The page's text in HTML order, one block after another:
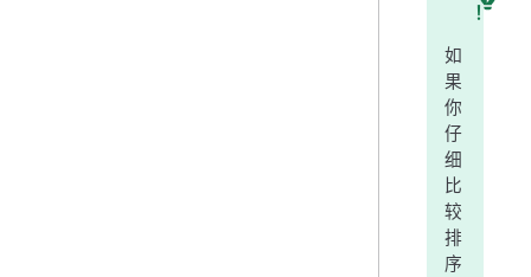
！
如
果
你
仔
细
比
较
排
序